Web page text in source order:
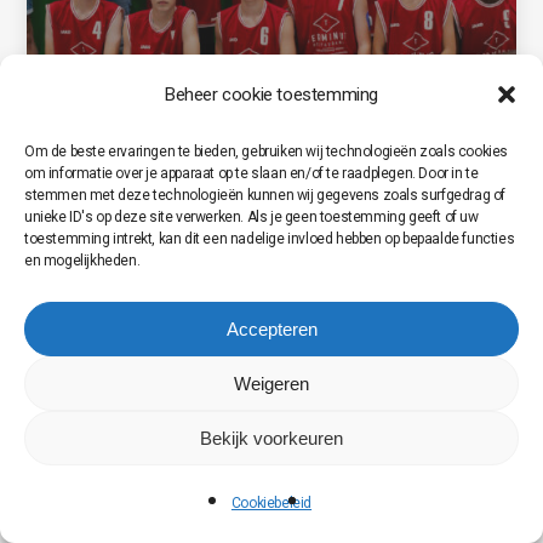
Beheer cookie toestemming
Om de beste ervaringen te bieden, gebruiken wij technologieën zoals cookies
om informatie over je apparaat op te slaan en/of te raadplegen. Door in te
stemmen met deze technologieën kunnen wij gegevens zoals surfgedrag of
unieke ID's op deze site verwerken. Als je geen toestemming geeft of uw
toestemming intrekt, kan dit een nadelige invloed hebben op bepaalde functies
en mogelijkheden.
Accepteren
Weigeren
Bekijk voorkeuren
Cookiebeleid